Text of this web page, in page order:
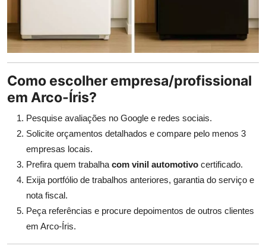
Como escolher empresa/profissional
em Arco-Íris?
Pesquise avaliações no Google e redes sociais.
Solicite orçamentos detalhados e compare pelo menos 3
empresas locais.
Prefira quem trabalha com vinil automotivo certificado.
Exija portfólio de trabalhos anteriores, garantia do serviço e
nota fiscal.
Peça referências e procure depoimentos de outros clientes
em Arco-Íris.